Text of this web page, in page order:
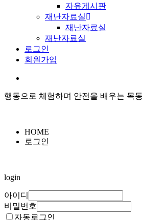
자유게시판
재난자료실
재난자료실
재난자료실
로그인
회원가입
행동으로 체험하며 안전을 배우는 목
HOME
로그인
login
아이디
비밀번호
자동로그인